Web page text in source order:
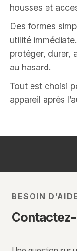
housses et
Des formes
utilité
protéger, durer,
au hasard.
Tout est choisi
appareil après
BESOIN
Contactez-